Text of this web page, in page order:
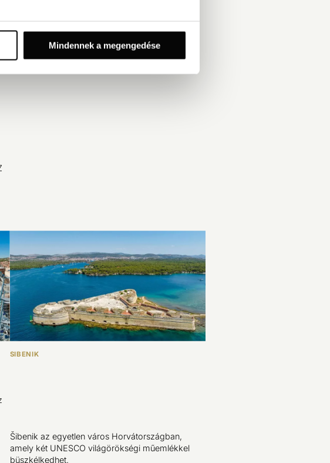
Mindennek a megengedése
SIBENIK
Šibenik az egyetlen város Horvátországban,
amely két UNESCO világörökségi műemlékkel
büszkélkedhet.